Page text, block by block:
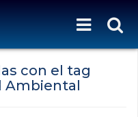
con el tag
Ambiental